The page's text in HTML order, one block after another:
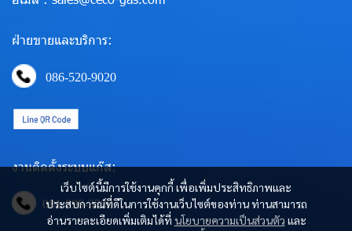
เว็บไซต์นี้มีการใช้งานคุกกี้ เพื่อเพิ่มประสิทธิภาพและ
ประสบการณ์ที่ดีในการใช้งานเว็บไซต์ของท่าน ท่านสามารถ
อ่านรายละเอียดเพิ่มเติมได้ที่ นโยบายความเป็นส่วนตัว และ
ฝ่ายขายและบริการ:
086-520-9020
งานติดตั้งระบบแก๊ส:
081-890-3290